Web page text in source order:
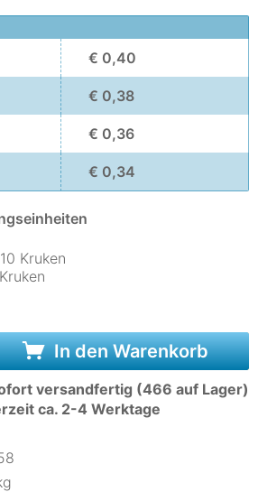
€ 0,40
€ 0,38
€ 0,36
€ 0,34
Kruken
In den Warenkorb
versandfertig (466 auf Lager)
ca. 2-4 Werktage